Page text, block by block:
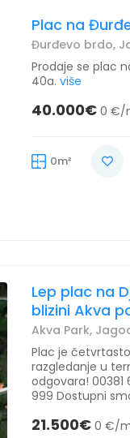
Plac na
Đurđevo brdo,
Prodaje se plac
40a. više
40.000€ 0 €/
0m²
Lep plac na
blizini Akva
Akva Park,
Plac je
razgledanje u
odgovara! 00381
999 Dostupni
21.500€ 0 €/